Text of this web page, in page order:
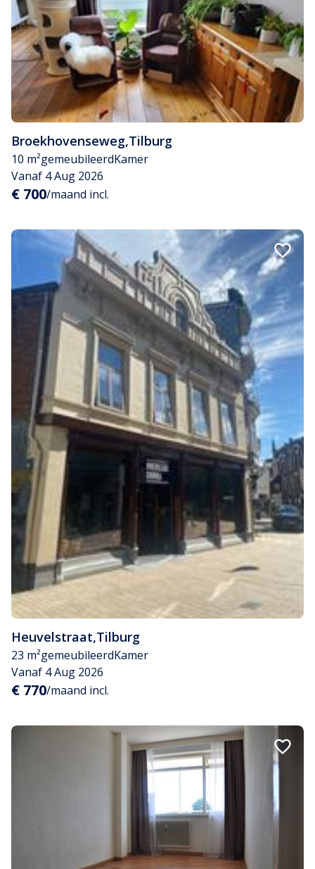
Broekhovenseweg,Tilburg
10 m²gemeubileerdKamer
Vanaf 4 Aug 2026
€ 700/maand incl.
Heuvelstraat,Tilburg
23 m²gemeubileerdKamer
Vanaf 4 Aug 2026
€ 770/maand incl.